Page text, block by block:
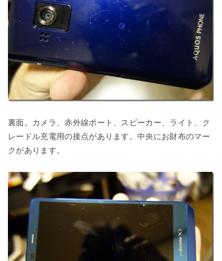
裏面。カメラ、赤外線ポート、スピーカー、ライト、ク
レードル充電用の接点があります。中央にお財布のマー
クがあります。